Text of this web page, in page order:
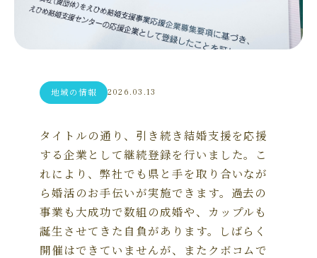
2026.03.13
地域の情報
タイトルの通り、引き続き結婚支援を応援
する企業として継続登録を行いました。こ
れにより、弊社でも県と手を取り合いなが
ら婚活のお手伝いが実施できます。過去の
事業も大成功で数組の成婚や、カップルも
誕生させてきた自負があります。しばらく
開催はできていませんが、またクボコムで